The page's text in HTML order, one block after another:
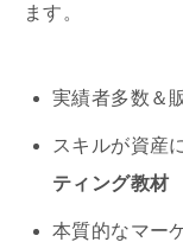
ます。
実績者多数＆
スキルが資産
ティング教材
本質的なマー